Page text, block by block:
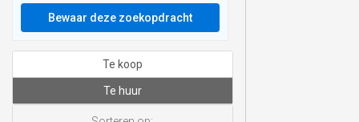
Bewaar deze zoekopdracht
Te koop
Te huur